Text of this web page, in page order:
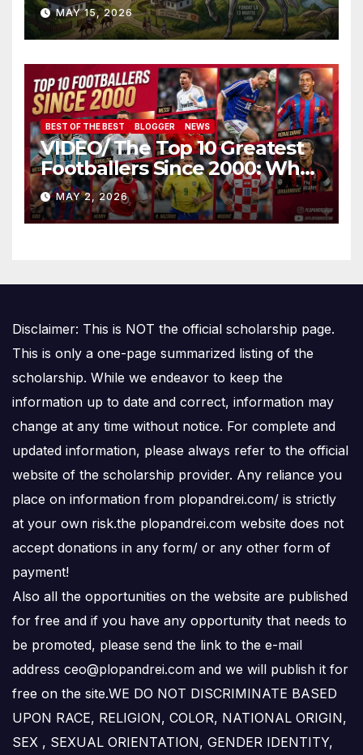
Amalgamării
MAY 15, 2026
BEST OF THE BEST BLOGGER NEWS
VIDEO/ The Top 10 Greatest
Footballers Since 2000: Who
Is Number One
MAY 2, 2026
Disclaimer: This is NOT the official scholarship page.
This is only a one-page summarized listing of the
scholarship. While we endeavor to keep the
information up to date and correct, information may
change at any time without notice. For complete and
updated information, please always refer to the official
website of the scholarship provider. Any reliance you
place on information from plopandrei.com/ is strictly
at your own risk.the plopandrei.com website does not
accept donations in any form/ or any other form of
payment!
Also all the opportunities on the website are published
for free and if you have any opportunity that needs to
be promoted, please send the link to the e-mail
address ceo@plopandrei.com and we will publish it for
free on the site.WE DO NOT DISCRIMINATE BASED
UPON RACE, RELIGION, COLOR, NATIONAL ORIGIN,
SEX , SEXUAL ORIENTATION, GENDER IDENTITY,